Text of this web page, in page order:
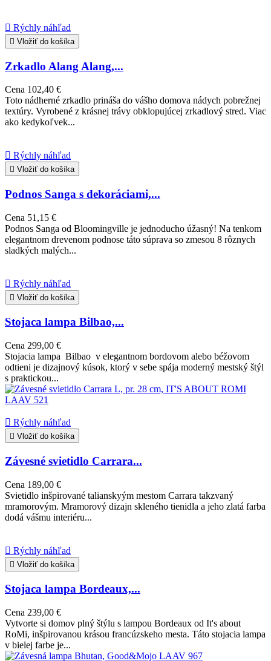
 Rýchly náhľad
 Vložiť do košíka
Zrkadlo Alang Alang,...
Cena 102,40 €
Toto nádherné zrkadlo prináša do vášho domova nádych pobrežnej
textúry. Vyrobené z krásnej trávy obklopujúcej zrkadlový stred. Viac
ako kedykoľvek...
 Rýchly náhľad
 Vložiť do košíka
Podnos Sanga s dekoráciami,...
Cena 51,15 €
Podnos Sanga od Bloomingville je jednoducho úžasný! Na tenkom
elegantnom drevenom podnose táto súprava so zmesou 8 rôznych
sladkých malých...
 Rýchly náhľad
 Vložiť do košíka
Stojaca lampa Bilbao,...
Cena 299,00 €
Stojacia lampa Bilbao v elegantnom bordovom alebo béžovom
odtieni je dizajnový kúsok, ktorý v sebe spája moderný mestský štýl
s praktickou...
 Rýchly náhľad
 Vložiť do košíka
Závesné svietidlo Carrara...
Cena 189,00 €
Svietidlo inšpirované talianskyým mestom Carrara takzvaný
mramorovým. Mramorový dizajn skleného tienidla a jeho zlatá farba
dodá vášmu interiéru...
 Rýchly náhľad
 Vložiť do košíka
Stojaca lampa Bordeaux,...
Cena 239,00 €
Vytvorte si domov plný štýlu s lampou Bordeaux od It's about
RoMi, inšpirovanou krásou francúzskeho mesta. Táto stojacia lampa
v bielej farbe je...